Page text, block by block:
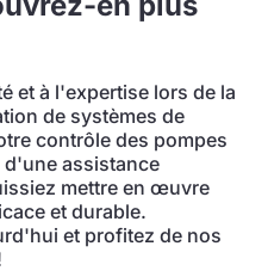
et à l'expertise lors de la
de systèmes de
contrôle des pompes
assistance
mettre en œuvre
et durable.
et profitez de nos